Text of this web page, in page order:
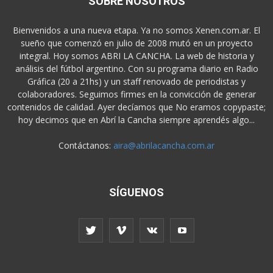
Bienvenidos a una nueva etapa. Ya no somos Xenen.com.ar. El
sueño que comenzó en julio de 2008 mutó en un proyecto
integral. Hoy somos ABRI LA CANCHA. La web de historia y
análisis del fútbol argentino. Con su programa diario en Radio
Gráfica (20 a 21hs) y un staff renovado de periodistas y
colaboradores. Seguimos firmes en la convicción de generar
contenidos de calidad. Ayer decíamos que No eramos copypaste;
hoy decimos que en Abrí la Cancha siempre aprendés algo...
Contáctanos: aira@abrilacancha.com.ar
SÍGUENOS